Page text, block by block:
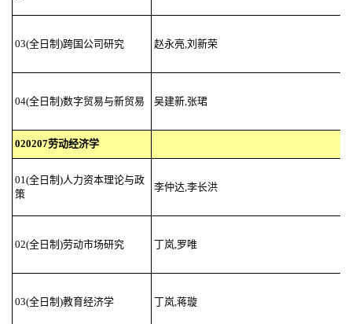
03(全日制)跨国公司研究 赵永亮,刘新荣
04(全日制)数字贸易与新贸易 吴建新,张珺
020207劳动经济学
01(全日制)人力资本理论与政
策
李仲达,李长洪
02(全日制)劳动市场研究 丁岚,罗唯
03(全日制)教育经济学 丁岚,蒋璇